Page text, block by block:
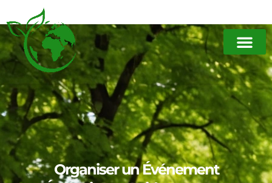
Organiser un Événement